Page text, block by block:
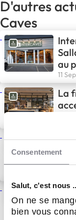
Consentement
Salut, c'est nous
On ne se
bien vous
D'autres
Caves
au
11
La
Les